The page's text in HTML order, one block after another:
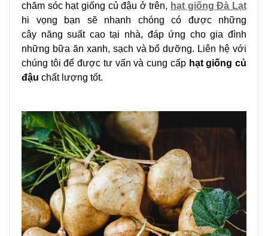
chăm sóc hạt giống củ đậu ở trên, hạt giống Đà Lạt
hi vọng bạn sẽ nhanh chóng có được những
cây năng suất cao tại nhà, đáp ứng cho gia đình
những bữa ăn xanh, sạch và bổ dưỡng. Liên hệ với
chúng tôi để được tư vấn và cung cấp hạt giống củ
đậu chất lượng tốt.